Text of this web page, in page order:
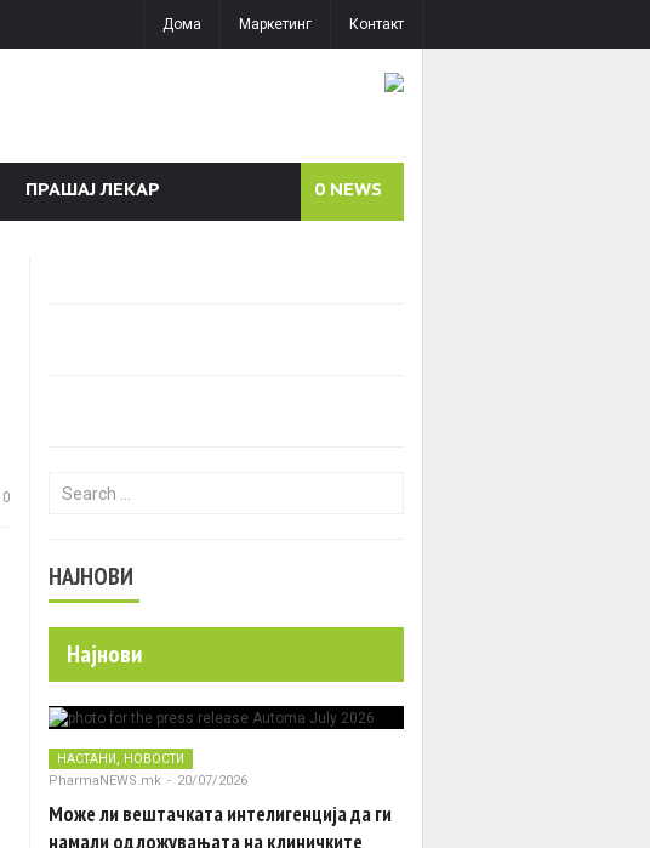
Дома Маркетинг Контакт
ПРАШАЈ ЛЕКАР 0 NEWS
0
Search for:
НАЈНОВИ
Најнови
НАСТАНИ , НОВОСТИ
PharmaNEWS.mk - 20/07/2026
Може ли вештачката интелигенција да ги
намали одложувањата на клиничките